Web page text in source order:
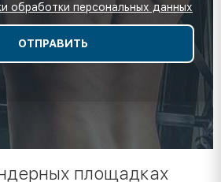
обработки персональных данных
площадках